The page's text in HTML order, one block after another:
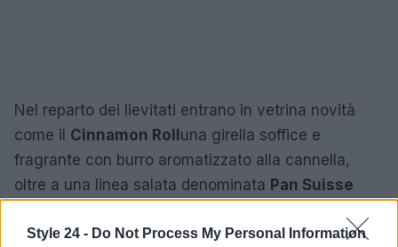
Style 24 - Do Not Process My Personal Information
Nel reparto dei lievitati entrano in vetrina novità
come il Cinnamon Roll una girella soffice e
fragrante con burro aromatizzato alla cannella,
oltre a una linea salata denominata Pan Suisse
mondo gastronomico. Le prime farciture disponibili